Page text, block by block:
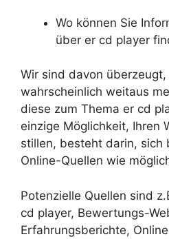
Wo können Sie
über er cd player
Wir sind davon überzeugt,
wahrscheinlich weitaus
diese zum Thema er cd
einzige Möglichkeit, Ihren
stillen, besteht darin, sich
Online-Quellen wie
Potenzielle Quellen sind
cd player, Bewertungs-
Erfahrungsberichte,